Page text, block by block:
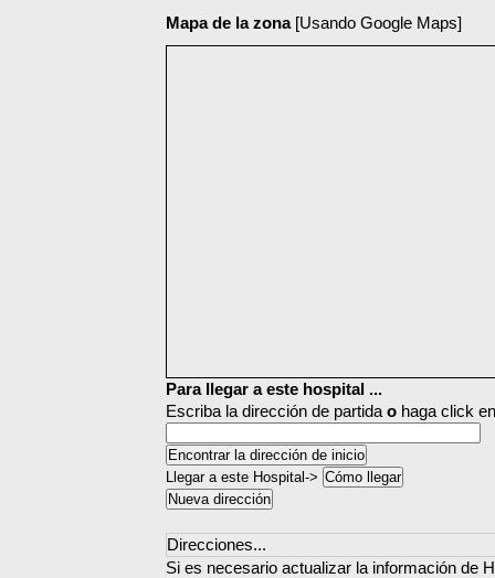
Mapa de la zona[Usando Google Maps]
Para llegar a este hospital ...
Escriba la dirección de partida o haga click
Llegar a este Hospital->
Direcciones...
Si es necesario actualizar la información de